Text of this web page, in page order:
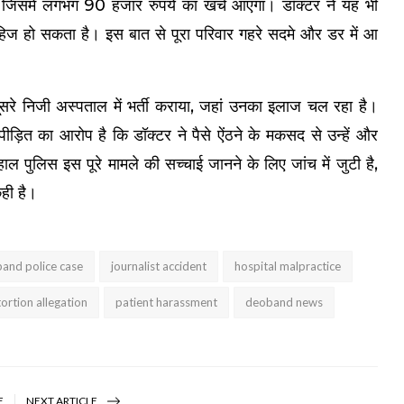
लगभग 90 हजार रुपये का खर्च आएगा। डॉक्टर ने यह भी
हो सकता है। इस बात से पूरा परिवार गहरे सदमे और डर में आ
निजी अस्पताल में भर्ती कराया, जहां उनका इलाज चल रहा है।
का आरोप है कि डॉक्टर ने पैसे ऐंठने के मकसद से उन्हें और
पुलिस इस पूरे मामले की सच्चाई जानने के लिए जांच में जुटी है,
है।
police case journalist accident hospital malpractice
allegation patient harassment deoband news
NEXT ARTICLE